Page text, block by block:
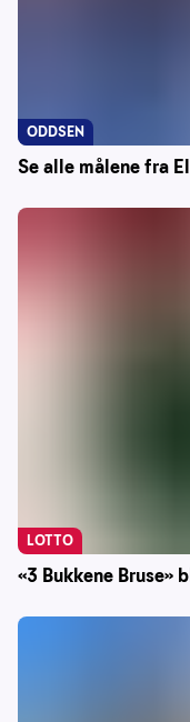
Se alle målene fra
ODDSEN
«3 Bukkene
LOTTO